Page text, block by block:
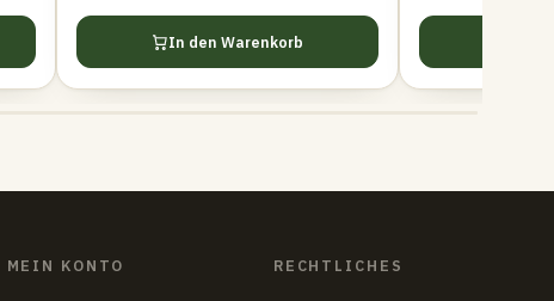
In den Warenkorb
MEIN KONTO RECHTLICHES